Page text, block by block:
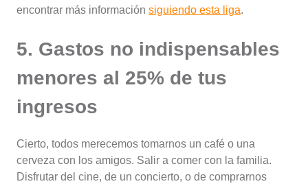
encontrar más información siguiendo esta liga.
5. Gastos no indispensables
menores al 25% de tus
ingresos
Cierto, todos merecemos tomarnos un café o una
cerveza con los amigos. Salir a comer con la familia.
Disfrutar del cine, de un concierto, o de comprarnos